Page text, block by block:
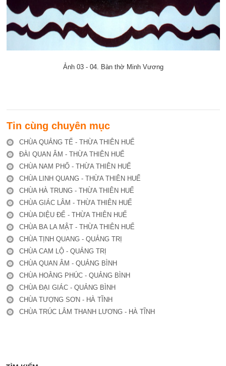
Ảnh 03 - 04. Bàn thờ Minh Vương
Tin cùng chuyên mục
CHÙA QUẢNG TẾ - THỪA THIÊN HUẾ
ĐÀI QUAN ÂM - THỪA THIÊN HUẾ
CHÙA NAM PHỔ - THỪA THIÊN HUẾ
CHÙA LINH QUANG - THỪA THIÊN HUẾ
CHÙA HÀ TRUNG - THỪA THIÊN HUẾ
CHÙA GIÁC LÂM - THỪA THIÊN HUẾ
CHÙA DIỆU ĐẾ - THỪA THIÊN HUẾ
CHÙA BA LA MẬT - THỪA THIÊN HUẾ
CHÙA TỊNH QUANG - QUẢNG TRỊ
CHÙA CAM LỘ - QUẢNG TRỊ
CHÙA QUAN ÂM - QUẢNG BÌNH
CHÙA HOẰNG PHÚC - QUẢNG BÌNH
CHÙA ĐẠI GIÁC - QUẢNG BÌNH
CHÙA TƯỢNG SƠN - HÀ TĨNH
CHÙA TRÚC LÂM THANH LƯƠNG - HÀ TĨNH